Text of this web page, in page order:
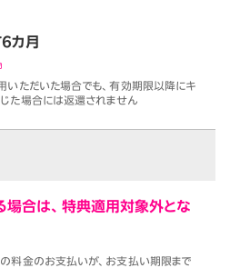
カ月
いただいた場合でも、有効期限以降にキ
た場合には返還されません
場合は、特典適用対象外とな
料金のお支払いが、お支払い期限まで